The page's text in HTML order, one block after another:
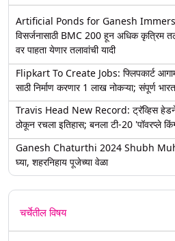
Artificial Ponds for Ganesh
विसर्जनासाठी BMC 200 हून अधिक कृत्रिम
वर पाहता येणार तलावांची यादी
Flipkart To Create Jobs: फ्लिपकार्ट
साठी निर्माण करणार 1 लाख नोकऱ्या; संपूर्ण
Travis Head New Record: ट्रॅव्हिस
ठोकून रचला इतिहास; बनला टी-20 'पॉवरप्ले
Ganesh Chaturthi 2024 Shubh
घ्या, शहरनिहाय पूजेच्या वेळा
चर्चेतील विषय